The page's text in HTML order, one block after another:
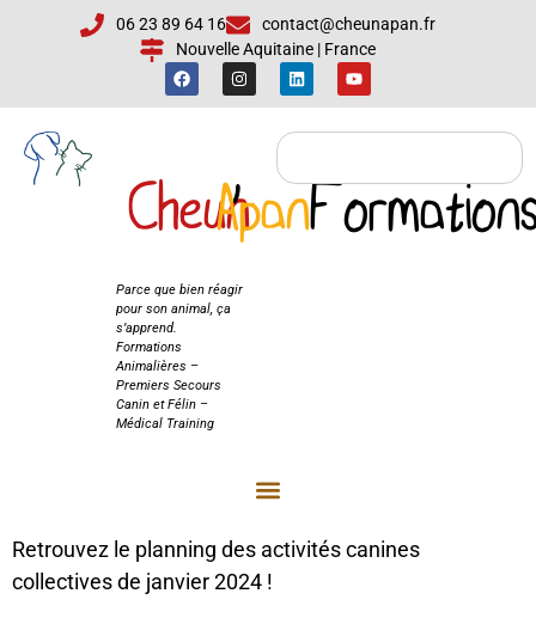
06 23 89 64 16
contact@cheunapan.fr
Nouvelle Aquitaine | France
Cheun
'
Apan
Parce que bien réagir
pour son animal, ça
s’apprend.
Formations
Animalières –
Premiers Secours
Canin et Félin –
Médical Training
Retrouvez le planning des activités canines
collectives de janvier 2024 !